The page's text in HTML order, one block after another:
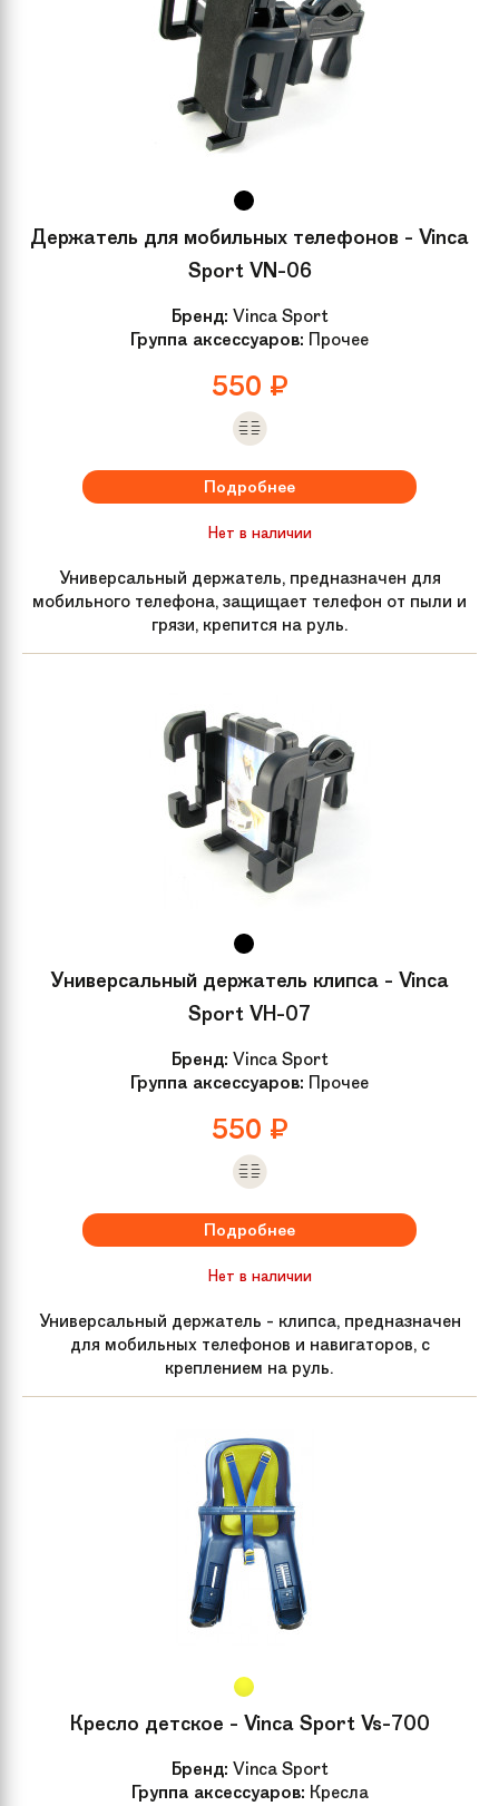
Держатель для мобильных телефонов - Vinca
Sport VN-06
Бренд: Vinca Sport
Группа аксессуаров: Прочее
550 ₽
Подробнее
Нет в наличии
Универсальный держатель, предназначен для
мобильного телефона, защищает телефон от пыли и
грязи, крепится на руль.
Универсальный держатель клипса - Vinca
Sport VH-07
Бренд: Vinca Sport
Группа аксессуаров: Прочее
550 ₽
Подробнее
Нет в наличии
Универсальный держатель - клипса, предназначен
для мобильных телефонов и навигаторов, с
креплением на руль.
Кресло детское - Vinca Sport Vs-700
Бренд: Vinca Sport
Группа аксессуаров: Кресла